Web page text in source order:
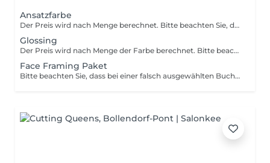
Ansatzfarbe
Der Preis wird nach Menge berechnet. Bitte beachten Sie, dass bei einer falsch ausgewählten Buchungsoption keine Garantie für die Erbringung der Dienstleistung besteht. Danke für Ihr Verständnis.
Glossing
Der Preis wird nach Menge der Farbe berechnet. Bitte beachten Sie, dass bei einer falsch ausgewählten Buchungsoption keine Garantie für die Erbringung der Dienstleistung besteht. Danke für Ihr Verständnis.
Face Framing Paket
Bitte beachten Sie, dass bei einer falsch ausgewählten Buchungsoption keine Garantie für die Erbringung der Dienstleistung besteht. Danke für Ihr Verständnis.